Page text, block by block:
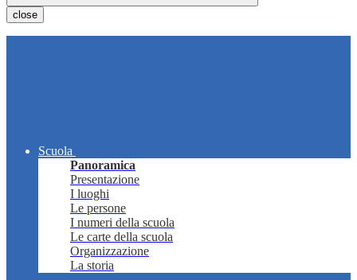
close
Scuola
Panoramica
Presentazione
I luoghi
Le persone
I numeri della scuola
Le carte della scuola
Organizzazione
La storia